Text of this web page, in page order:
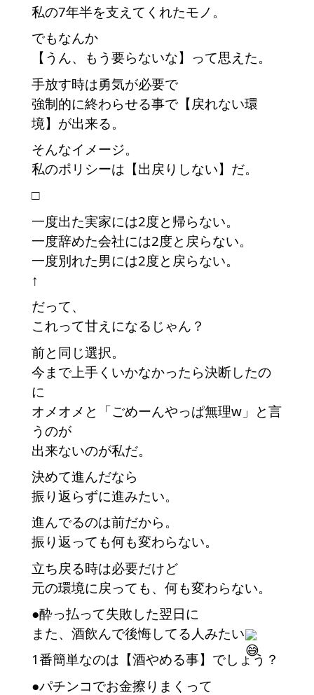
私の7年半を支えてくれたモノ。
でもなんか
【うん、もう要らないな】って思えた。
手放す時は勇気が必要で
強制的に終わらせる事で【戻れない環
境】が出来る。
そんなイメージ。
私のポリシーは【出戻りしない】だ。
□
一度出た実家には2度と帰らない。
一度辞めた会社には2度と戻らない。
一度別れた男には2度と戻らない。
↑
だって、
これって甘えになるじゃん？
前と同じ選択。
今まで上手くいかなかったら決断したの
に
オメオメと「ごめーんやっぱ無理w」と言
うのが
出来ないのが私だ。
決めて進んだなら
振り返らずに進みたい。
進んでるのは前だから。
振り返っても何も変わらない。
立ち戻る時は必要だけど
元の環境に戻っても、何も変わらない。
●酔っ払って失敗した翌日に
また、酒飲んで後悔してる人みたい
1番簡単なのは【酒やめる事】でしょう？
●パチンコでお金擦りまくって